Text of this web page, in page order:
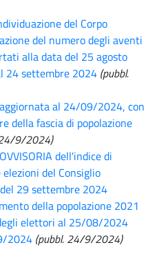
del Corpo
del numero degli aventi
alla data del 25 agosto
24 settembre 2024 (pubbl.
al 24/09/2024, con
della fascia di popolazione
9/2024)
dell'indice di
del Consiglio
29 settembre 2024
della popolazione 2021
elettori al 25/08/2024
2024 (pubbl. 24/9/2024)